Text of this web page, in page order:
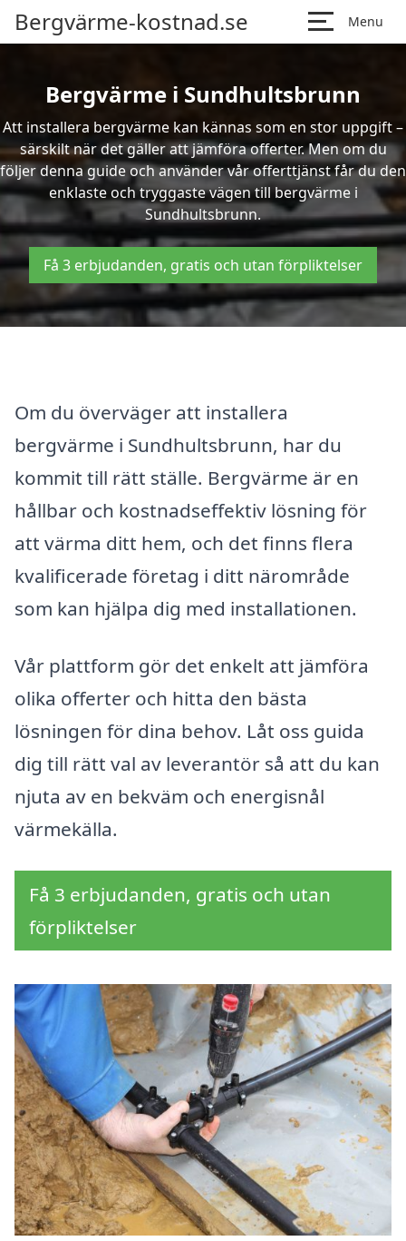
Bergvärme-kostnad.se Menu
Bergvärme i Sundhultsbrunn
Att installera bergvärme kan kännas som en stor uppgift –
särskilt när det gäller att jämföra offerter. Men om du
följer denna guide och använder vår offerttjänst får du den
enklaste och tryggaste vägen till bergvärme i
Sundhultsbrunn.
Få 3 erbjudanden, gratis och utan förpliktelser
Om du överväger att installera
bergvärme i Sundhultsbrunn, har du
kommit till rätt ställe. Bergvärme är en
hållbar och kostnadseffektiv lösning för
att värma ditt hem, och det finns flera
kvalificerade företag i ditt närområde
som kan hjälpa dig med installationen.
Vår plattform gör det enkelt att jämföra
olika offerter och hitta den bästa
lösningen för dina behov. Låt oss guida
dig till rätt val av leverantör så att du kan
njuta av en bekväm och energisnål
värmekälla.
Få 3 erbjudanden, gratis och utan
förpliktelser